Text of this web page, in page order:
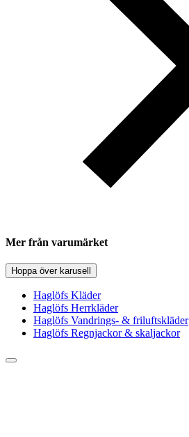
Mer från varumärket
Hoppa över karusell
Haglöfs Kläder
Haglöfs Herrkläder
Haglöfs Vandrings- & friluftskläder
Haglöfs Regnjackor & skaljackor